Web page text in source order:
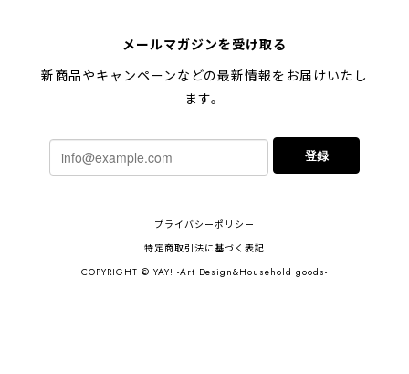
メールマガジンを受け取る
新商品やキャンペーンなどの最新情報をお届けいたし
ます。
登録
プライバシーポリシー
特定商取引法に基づく表記
COPYRIGHT © YAY! -Art Design&Household goods-